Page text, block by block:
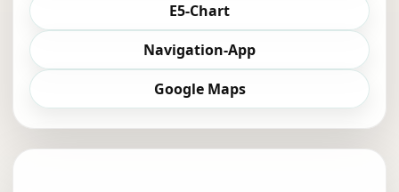
E5-Chart
Navigation-App
Google Maps